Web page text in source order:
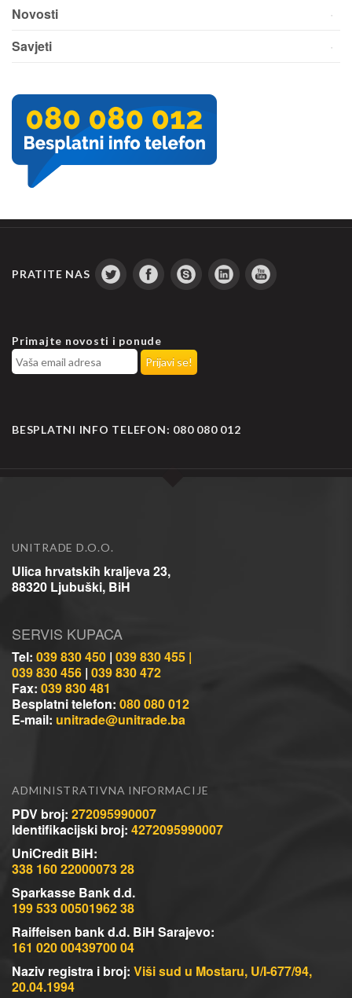
Novosti
Savjeti
PRATITE NAS
Primajte novosti i ponude
BESPLATNI INFO TELEFON: 080 080 012
UNITRADE D.O.O.
Ulica hrvatskih kraljeva 23,
88320 Ljubuški, BiH
SERVIS KUPACA
Tel: 039 830 450 | 039 830 455 |
039 830 456 | 039 830 472
Fax: 039 830 481
Besplatni telefon: 080 080 012
E-mail: unitrade@unitrade.ba
ADMINISTRATIVNA INFORMACIJE
PDV broj: 272095990007
Identifikacijski broj: 4272095990007
UniCredit BiH:
338 160 22000073 28
Sparkasse Bank d.d.
199 533 00501962 38
Raiffeisen bank d.d. BiH Sarajevo:
161 020 00439700 04
Naziv registra i broj: Viši sud u Mostaru, U/I-677/94,
20.04.1994